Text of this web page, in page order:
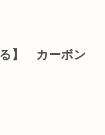
る】 カーボン